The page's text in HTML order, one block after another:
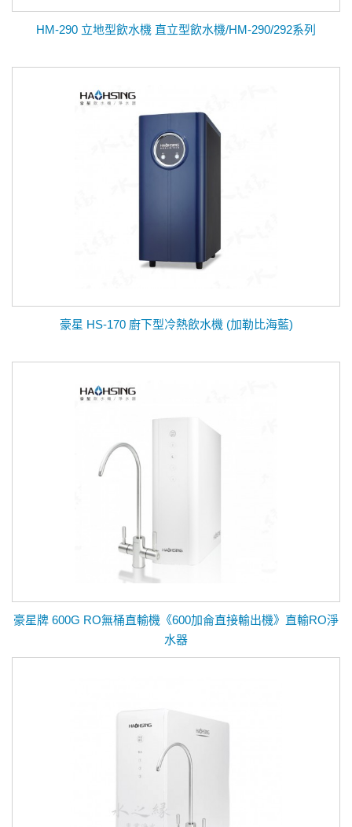
HM-290 立地型飲水機 直立型飲水機/HM-290/292系列
豪星 HS-170 廚下型冷熱飲水機 (加勒比海藍)
豪星牌 600G RO無桶直輸機《600加侖直接輸出機》直輸RO淨
水器